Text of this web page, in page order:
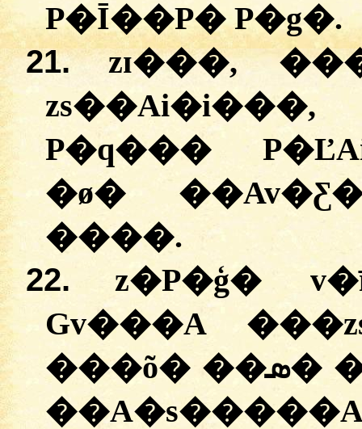
P�Ī��P� P�g�.
21.
zɪ���,
P�q���
�ø�
����.
22.
z�P�ģ�
Gv���A
���õ� ��ܣ� ���� v�� G������